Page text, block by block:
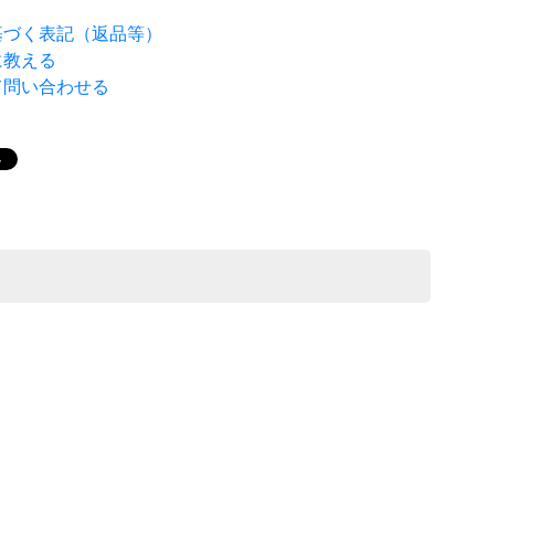
く表記（返品等）
える
い合わせる